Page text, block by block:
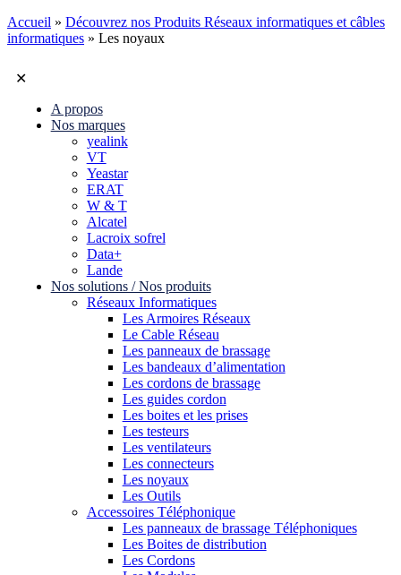
Accueil » Découvrez nos Produits Réseaux informatiques et câbles
informatiques » Les noyaux
✕
A propos
Nos marques
yealink
VT
Yeastar
ERAT
W & T
Alcatel
Lacroix sofrel
Data+
Lande
Nos solutions / Nos produits
Réseaux Informatiques
Les Armoires Réseaux
Le Cable Réseau
Les panneaux de brassage
Les bandeaux d’alimentation
Les cordons de brassage
Les guides cordon
Les boites et les prises
Les testeurs
Les ventilateurs
Les connecteurs
Les noyaux
Les Outils
Accessoires Téléphonique
Les panneaux de brassage Téléphoniques
Les Boites de distribution
Les Cordons